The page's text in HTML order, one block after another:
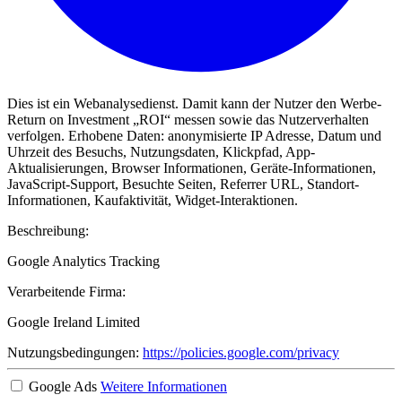
Dies ist ein Webanalysedienst. Damit kann der Nutzer den Werbe-
Return on Investment „ROI“ messen sowie das Nutzerverhalten
verfolgen. Erhobene Daten: anonymisierte IP Adresse, Datum und
Uhrzeit des Besuchs, Nutzungsdaten, Klickpfad, App-
Aktualisierungen, Browser Informationen, Geräte-Informationen,
JavaScript-Support, Besuchte Seiten, Referrer URL, Standort-
Informationen, Kaufaktivität, Widget-Interaktionen.
Beschreibung:
Google Analytics Tracking
Verarbeitende Firma:
Google Ireland Limited
Nutzungsbedingungen: https://policies.google.com/privacy
Google Ads Weitere Informationen